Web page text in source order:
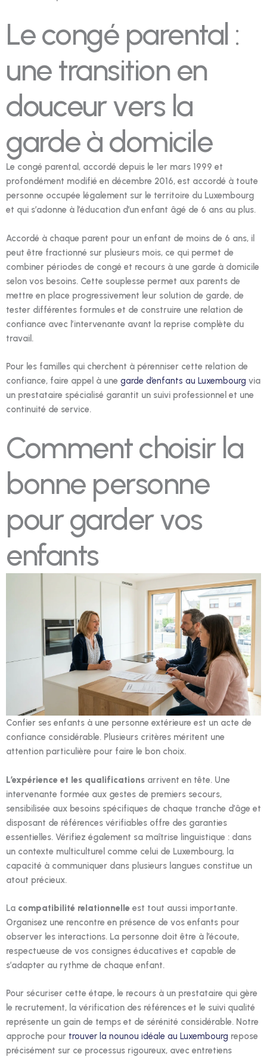
Le congé parental :
une transition en
douceur vers la
garde à domicile
Le congé parental, accordé depuis le 1er mars 1999 et
profondément modifié en décembre 2016, est accordé à toute
personne occupée légalement sur le territoire du Luxembourg
et qui s’adonne à l’éducation d’un enfant âgé de 6 ans au plus.
Accordé à chaque parent pour un enfant de moins de 6 ans, il
peut être fractionné sur plusieurs mois, ce qui permet de
combiner périodes de congé et recours à une garde à domicile
selon vos besoins. Cette souplesse permet aux parents de
mettre en place progressivement leur solution de garde, de
tester différentes formules et de construire une relation de
confiance avec l’intervenante avant la reprise complète du
travail.
Pour les familles qui cherchent à pérenniser cette relation de
confiance, faire appel à une garde d’enfants au Luxembourg via
un prestataire spécialisé garantit un suivi professionnel et une
continuité de service.
Comment choisir la
bonne personne
pour garder vos
enfants
Confier ses enfants à une personne extérieure est un acte de
confiance considérable. Plusieurs critères méritent une
attention particulière pour faire le bon choix.
L’expérience et les qualifications arrivent en tête. Une
intervenante formée aux gestes de premiers secours,
sensibilisée aux besoins spécifiques de chaque tranche d’âge et
disposant de références vérifiables offre des garanties
essentielles. Vérifiez également sa maîtrise linguistique : dans
un contexte multiculturel comme celui de Luxembourg, la
capacité à communiquer dans plusieurs langues constitue un
atout précieux.
La compatibilité relationnelle est tout aussi importante.
Organisez une rencontre en présence de vos enfants pour
observer les interactions. La personne doit être à l’écoute,
respectueuse de vos consignes éducatives et capable de
s’adapter au rythme de chaque enfant.
Pour sécuriser cette étape, le recours à un prestataire qui gère
le recrutement, la vérification des références et le suivi qualité
représente un gain de temps et de sérénité considérable. Notre
approche pour trouver la nounou idéale au Luxembourg repose
précisément sur ce processus rigoureux, avec entretiens